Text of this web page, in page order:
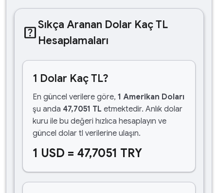
help_centerSıkça Aranan Dolar Kaç TL
Hesaplamaları
1 Dolar Kaç TL?
En güncel verilere göre, 1 Amerikan Doları
şu anda 47,7051 TL etmektedir. Anlık dolar
kuru ile bu değeri hızlıca hesaplayın ve
güncel dolar tl verilerine ulaşın.
1 USD = 47,7051 TRY